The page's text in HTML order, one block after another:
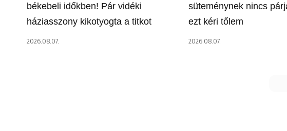
békebeli időkben! Pár vidéki
háziasszony kikotyogta a titkot
2026.08.07.
süteménynek nincs
ezt kéri tőlem
2026.08.07.